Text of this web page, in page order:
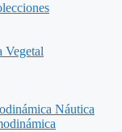
Vegetal
Náutica